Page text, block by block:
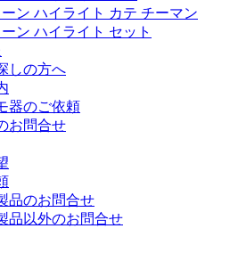
ン ハイライト カテ チーマン
ン ハイライト セット
しの方へ
器のご依頼
お問合せ
品のお問合せ
品以外のお問合せ